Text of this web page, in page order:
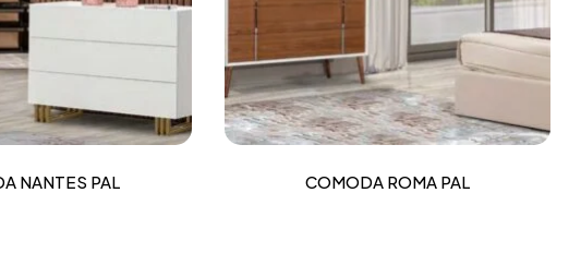
NANTES PAL COMODA ROMA PAL